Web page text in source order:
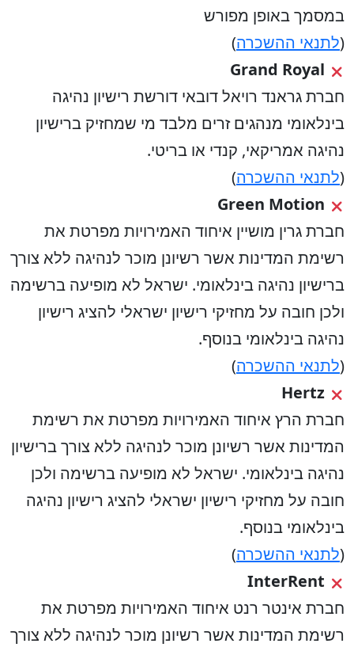
במסמך באופן מפורש
(לתנאי ההשכרה)
Grand Royal
חברת גראנד רויאל דובאי דורשת רישיון נהיגה
בינלאומי מנהגים זרים מלבד מי שמחזיק ברישיון
נהיגה אמריקאי, קנדי או בריטי.
(לתנאי ההשכרה)
Green Motion
חברת גרין מושיין איחוד האמירויות מפרטת את
רשימת המדינות אשר רשיונן מוכר לנהיגה ללא צורך
ברישיון נהיגה בינלאומי. ישראל לא מופיעה ברשימה
ולכן חובה על מחזיקי רישיון ישראלי להציג רישיון
נהיגה בינלאומי בנוסף.
(לתנאי ההשכרה)
Hertz
חברת הרץ איחוד האמירויות מפרטת את רשימת
המדינות אשר רשיונן מוכר לנהיגה ללא צורך ברישיון
נהיגה בינלאומי. ישראל לא מופיעה ברשימה ולכן
חובה על מחזיקי רישיון ישראלי להציג רישיון נהיגה
בינלאומי בנוסף.
(לתנאי ההשכרה)
InterRent
חברת אינטר רנט איחוד האמירויות מפרטת את
רשימת המדינות אשר רשיונן מוכר לנהיגה ללא צורך